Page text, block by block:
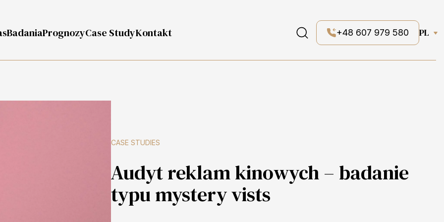
BadaniaPrognozyCase StudyKontakt +48 607 979 580 PL
CASE STUDIES
Audyt reklam kinowych – badanie
typu mystery vists